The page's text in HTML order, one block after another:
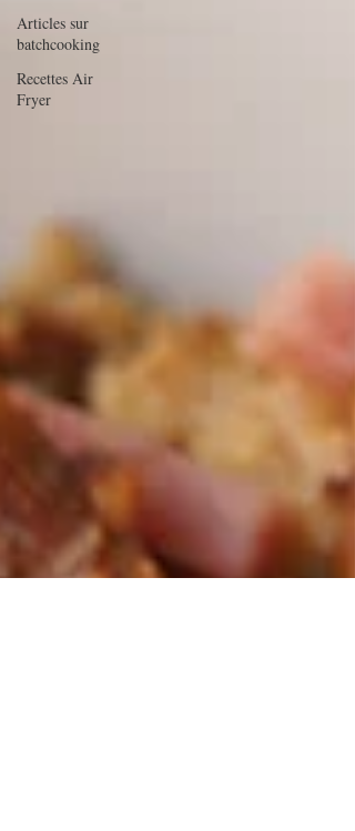
Articles sur
batchcooking
Recettes Air
Fryer